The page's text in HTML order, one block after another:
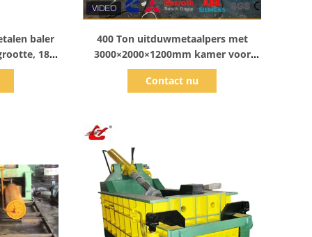
baler
18,5
van
400 Ton uitduwmetaalpers met
3000×2000×1200mm kamer voor
schrootverdichting
Contact nu